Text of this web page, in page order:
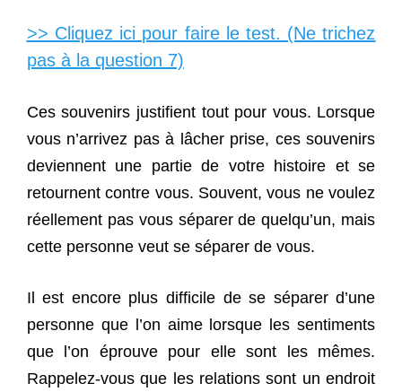
>> Cliquez ici pour faire le test. (Ne trichez
pas à la question 7)
Ces souvenirs justifient tout pour vous. Lorsque
vous n’arrivez pas à lâcher prise, ces souvenirs
deviennent une partie de votre histoire et se
retournent contre vous. Souvent, vous ne voulez
réellement pas vous séparer de quelqu’un, mais
cette personne veut se séparer de vous.
Il est encore plus difficile de se séparer d’une
personne que l’on aime lorsque les sentiments
que l’on éprouve pour elle sont les mêmes.
Rappelez-vous que les relations sont un endroit